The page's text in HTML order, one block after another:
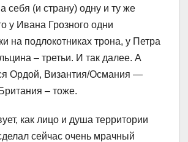
себя (и страну) одну и ту же
у Ивана Грозного одни
на подлокотниках трона, у Петра
– третьи. И так далее. А
Ордой, Византия/Османия —
– тоже.
как лицо и душа территории
сейчас очень мрачный